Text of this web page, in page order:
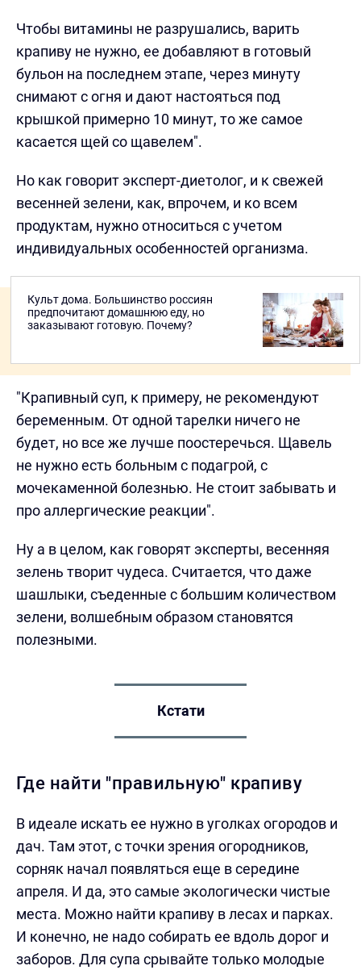
Чтобы витамины не разрушались, варить
крапиву не нужно, ее добавляют в готовый
бульон на последнем этапе, через минуту
снимают с огня и дают настояться под
крышкой примерно 10 минут, то же самое
касается щей со щавелем".
Но как говорит эксперт-диетолог, и к свежей
весенней зелени, как, впрочем, и ко всем
продуктам, нужно относиться с учетом
индивидуальных особенностей организма.
Культ дома. Большинство россиян
предпочитают домашнюю еду, но
заказывают готовую. Почему?
"Крапивный суп, к примеру, не рекомендуют
беременным. От одной тарелки ничего не
будет, но все же лучше поостеречься. Щавель
не нужно есть больным с подагрой, с
мочекаменной болезнью. Не стоит забывать и
про аллергические реакции".
Ну а в целом, как говорят эксперты, весенняя
зелень творит чудеса. Считается, что даже
шашлыки, съеденные с большим количеством
зелени, волшебным образом становятся
полезными.
Кстати
Где найти "правильную" крапиву
В идеале искать ее нужно в уголках огородов и
дач. Там этот, с точки зрения огородников,
сорняк начал появляться еще в середине
апреля. И да, это самые экологически чистые
места. Можно найти крапиву в лесах и парках.
И конечно, не надо собирать ее вдоль дорог и
заборов. Для супа срывайте только молодые